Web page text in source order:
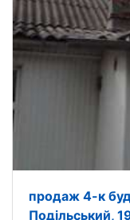
продаж 4-к
Подільський,